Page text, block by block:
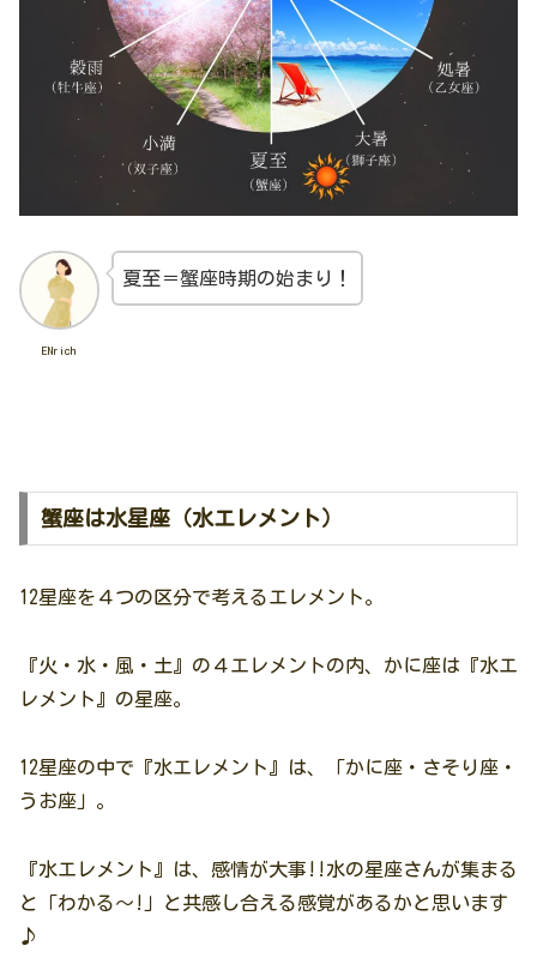
ENrich
夏至＝蟹座時期の始まり！
蟹座は水星座（水エレメント）
12星座を４つの区分で考えるエレメント。
『火・水・風・土』の４エレメントの内、かに座は『水エ
レメント』の星座。
12星座の中で『水エレメント』は、「かに座・さそり座・
うお座」。
『水エレメント』は、感情が大事!!水の星座さんが集まる
と「わかる〜!」と共感し合える感覚があるかと思います
♪